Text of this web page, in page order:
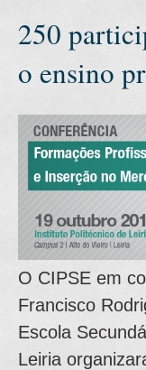
250
o ensino
O CIPSE em
Francisco
Escola
Leiria